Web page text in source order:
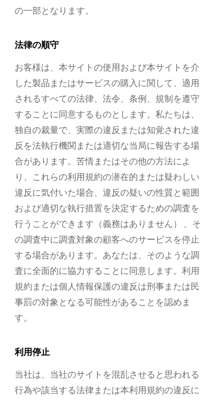
の一部となります。
法律の順守
お客様は、本サイトの使用および本サイトを介
した製品またはサービスの購入に関して、適用
されるすべての法律、法令、条例、規制を遵守
することに同意するものとします。私たちは、
独自の裁量で、実際の違反または知覚された違
反を法執行機関または適切な当局に報告する場
合があります。苦情またはその他の方法によ
り、これらの利用規約の潜在的または疑わしい
違反に気付いた場合、違反の疑いの性質と範囲
および適切な執行措置を決定するための調査を
行うことができます（義務はありません） 、そ
の調査中に調査対象の顧客へのサービスを停止
する場合があります。あなたは、そのような調
査に全面的に協力することに同意します。利用
規約または個人情報保護の違反は刑事または民
事罰の対象となる可能性があることを認めま
す。
利用停止
当社は、当社のサイトを混乱させると思われる
行為や該当する法律または本利用規約の違反に